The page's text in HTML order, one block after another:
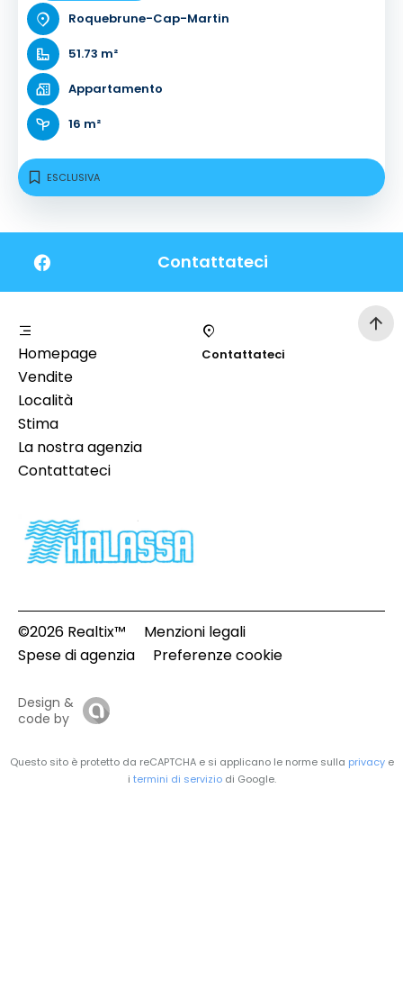
Roquebrune-Cap-Martin
51.73 m²
Appartamento
16 m²
ESCLUSIVA
Contattateci
Homepage
Vendite
Località
Stima
La nostra agenzia
Contattateci
Contattateci
©2026 Realtix™
Menzioni legali
Spese di agenzia
Preferenze cookie
Design &
code by
Questo sito è protetto da reCAPTCHA e si applicano le norme sulla privacye
i termini di serviziodi Google.